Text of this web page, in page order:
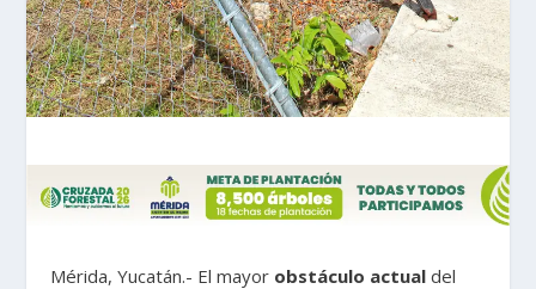
Mérida, Yucatán.- El mayor obstáculo actualdel